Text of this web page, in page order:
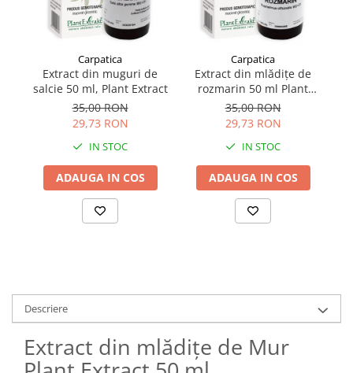
Carpatica
Extract din muguri de
salcie 50 ml, Plant Extract
35,00 RON
29,73 RON
IN STOC
ADAUGA IN COS
Carpatica
Extract din mlădițe de
rozmarin 50 ml Plant
Extract
35,00 RON
29,73 RON
IN STOC
ADAUGA IN COS
Descriere
Extract din mlădițe de Mur